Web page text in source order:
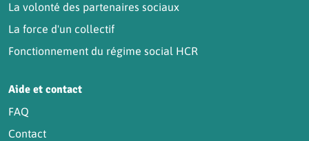
La volonté des partenaires sociaux
La force d'un collectif
Fonctionnement du régime social HCR
Aide et contact
FAQ
Contact